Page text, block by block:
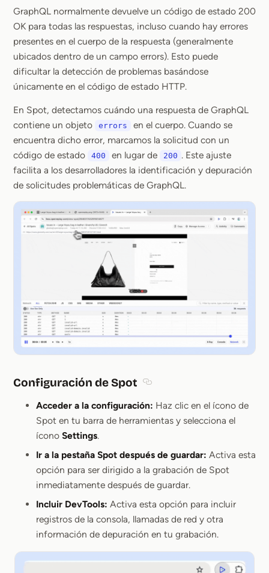
GraphQL normalmente devuelve un código de estado 200
OK para todas las respuestas, incluso cuando hay errores
presentes en el cuerpo de la respuesta (generalmente
ubicados dentro de un campo errors). Esto puede
dificultar la detección de problemas basándose
únicamente en el código de estado HTTP.
En Spot, detectamos cuándo una respuesta de GraphQL
contiene un objeto
errors
en el cuerpo. Cuando se
encuentra dicho error, marcamos la solicitud con un
código de estado
400 en lugar de 200 . Este ajuste
facilita a los desarrolladores la identificación y depuración
de solicitudes problemáticas de GraphQL.
Configuración de Spot
Acceder a la configuración: Haz clic en el ícono de
Spot en tu barra de herramientas y selecciona el
ícono Settings.
Ir a la pestaña Spot después de guardar: Activa esta
opción para ser dirigido a la grabación de Spot
inmediatamente después de guardar.
Incluir DevTools: Activa esta opción para incluir
registros de la consola, llamadas de red y otra
información de depuración en tu grabación.